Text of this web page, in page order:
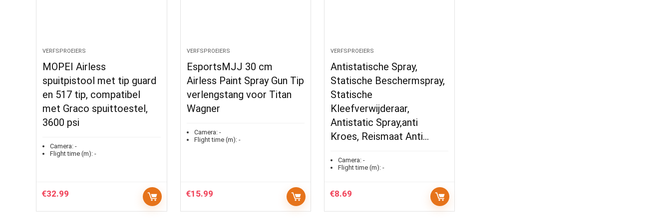
VERFSPROEIERS
MOPEI Airless
spuitpistool met tip guard
en 517 tip, compatibel
met Graco spuittoestel,
3600 psi
Camera: -
Flight time (m): -
€32.99
VERFSPROEIERS
EsportsMJJ 30 cm
Airless Paint Spray Gun Tip
verlengstang voor Titan
Wagner
Camera:-
Flight time (m):-
€15.99
VERFSPROEIERS
Antistatische Spray,
Statische Beschermspray,
Statische
Kleefverwijderaar,
Antistatic Spray,anti
Kroes, Reismaat Anti…
Camera: -
Flight time (m): -
€8.69